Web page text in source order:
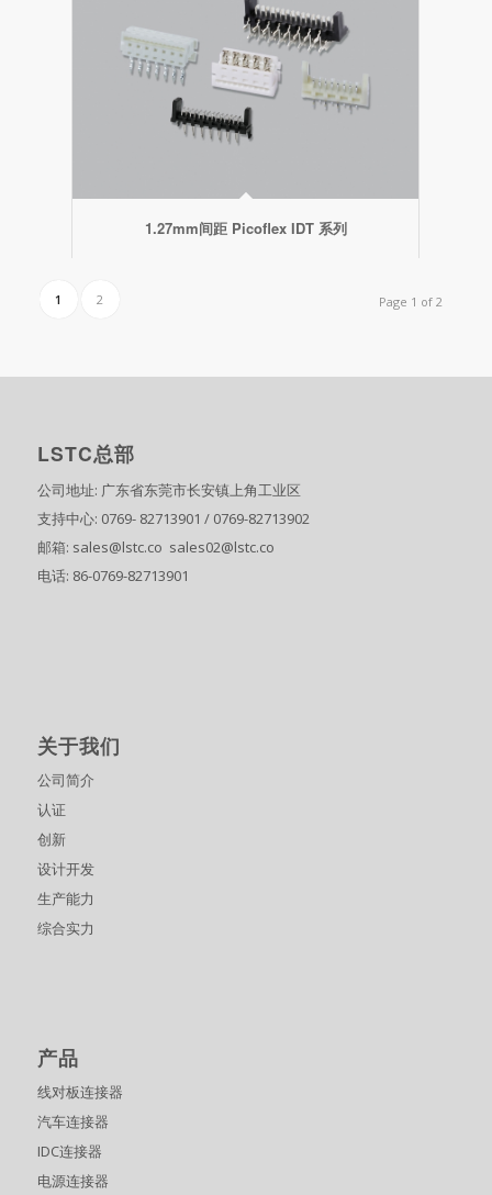
1.27mm间距 Picoflex IDT 系列
Page 1 of 2
1 2
LSTC总部
公司地址: 广东省东莞市长安镇上角工业区
支持中心: 0769- 82713901 / 0769-82713902
邮箱: sales@lstc.co sales02@lstc.co
电话: 86-0769-82713901
关于我们
公司简介
认证
创新
设计开发
生产能力
综合实力
产品
线对板连接器
汽车连接器
IDC连接器
电源连接器